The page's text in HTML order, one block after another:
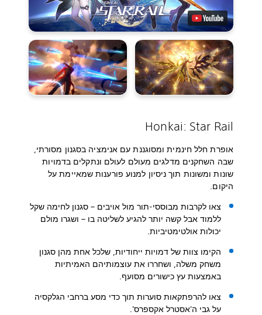
Honkai: Star Rail
אופרת חלל חינמית ומסוגננת עם אנימציה בסגנון מסורתי,
שבה השחקנים מדלגים מעולם לעולם ונתקלים בדמויות
שונות ומשונות תוך ניסיון למנוע פורענות שמאיימת על
היקום.
צאו לקרבות מבוססי-תור מול אויבים – סגנון לחימה שקל
ללמוד אבל קשה יותר להגיע לשליטה בו – ושגרו מולם
יכולות אולטימטיביות.
הקימו צוות של דמויות ייחודיות, שלכל אחת מהן סגנון
משחק משלה, ושחררו את עוצמותיהם האמיתיות
באמצעות עץ כישורים מסועף.
צאו להרפתקאות סוערות תוך כדי מסע ברחבי הגלקסיה
על גבי ה'אסטרל אקספרס'.